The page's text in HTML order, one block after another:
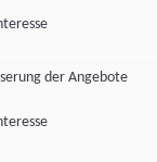
der Angebote